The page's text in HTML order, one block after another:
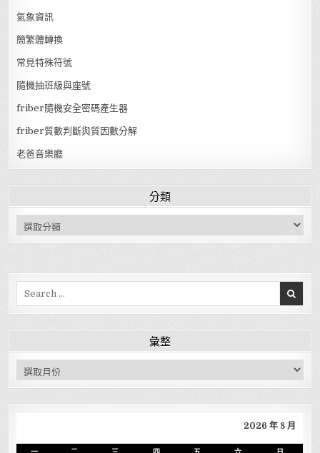
氣象資訊
簡繁體轉換
常見特殊符號
隨機抽班級與座號
friber隨機安全密碼產生器
friber質數判斷與質因數分解
老爸音樂廳
分類
分類
彙整
彙整
2026 年 8 月